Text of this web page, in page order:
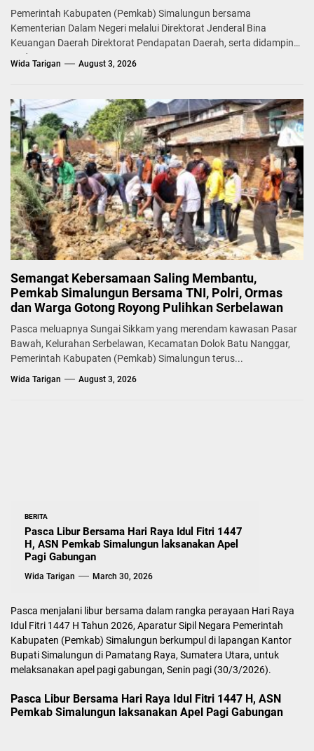
Pemerintah Kabupaten (Pemkab) Simalungun bersama
Kementerian Dalam Negeri melalui Direktorat Jenderal Bina
Keuangan Daerah Direktorat Pendapatan Daerah, serta didampingi
Badan...
Wida Tarigan August 3, 2026
Semangat Kebersamaan Saling Membantu,
Pemkab Simalungun Bersama TNI, Polri, Ormas
dan Warga Gotong Royong Pulihkan Serbelawan
Pasca meluapnya Sungai Sikkam yang merendam kawasan Pasar
Bawah, Kelurahan Serbelawan, Kecamatan Dolok Batu Nanggar,
Pemerintah Kabupaten (Pemkab) Simalungun terus...
Wida Tarigan August 3, 2026
BERITA
Pasca Libur Bersama Hari Raya Idul Fitri 1447
H, ASN Pemkab Simalungun laksanakan Apel
Pagi Gabungan
Wida Tarigan March 30, 2026
Pasca menjalani libur bersama dalam rangka perayaan Hari Raya
Idul Fitri 1447 H Tahun 2026, Aparatur Sipil Negara Pemerintah
Kabupaten (Pemkab) Simalungun berkumpul di lapangan Kantor
Bupati Simalungun di Pamatang Raya, Sumatera Utara, untuk
melaksanakan apel pagi gabungan, Senin pagi (30/3/2026).
Pasca Libur Bersama Hari Raya Idul Fitri 1447 H, ASN
Pemkab Simalungun laksanakan Apel Pagi Gabungan